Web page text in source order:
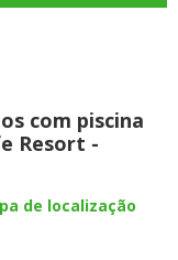
com piscina
Resort -
de localização